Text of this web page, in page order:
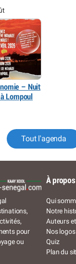
– Nuit
Lompoul
Tout l'agenda
pour
ou
À propos
Qui
Notre
Auteurs
Nos logos
Quiz
Plan du